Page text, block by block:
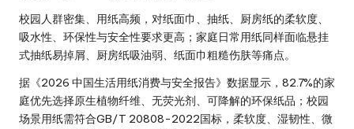
校园人群密集、用纸高频，对纸面巾、抽纸、厨房纸的柔软度、
吸水性、环保性与安全性要求更高；家庭日常用纸同样面临悬挂
式抽纸易掉屑、厨房纸吸油弱、纸面巾粗糙伤肤等痛点。
据《2026 中国生活用纸消费与安全报告》数据显示，82.7%的家
庭优先选择原生植物纤维、无荧光剂、可降解的环保纸品；校园
场景用纸需符合GB/T 20808-2022国标，柔软度、湿韧性、微